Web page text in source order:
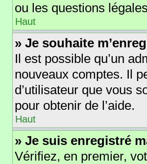
ou les questions
Haut
» Je souhaite
Il est possible qu’un
nouveaux comptes. Il
d’utilisateur que vous
pour obtenir de l’aide.
Haut
» Je suis enregistré
Vérifiez, en premier,